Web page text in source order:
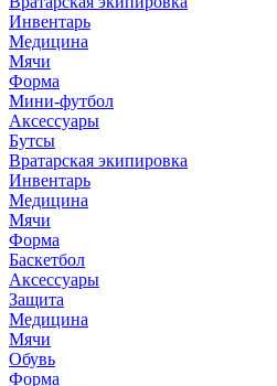
Инвентарь
Медицина
Мячи
Форма
Мини-футбол
Аксессуары
Бутсы
Вратарская экипировка
Инвентарь
Медицина
Мячи
Форма
Баскетбол
Аксессуары
Защита
Медицина
Мячи
Обувь
Форма